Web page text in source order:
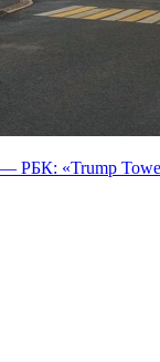
РБК: «Trump